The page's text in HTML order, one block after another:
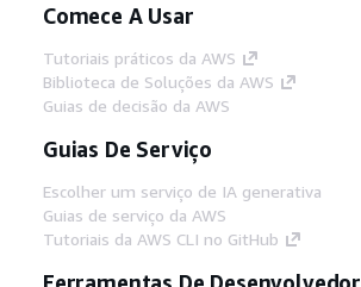
Comece A Usar
Tutoriais práticos da AWS
Biblioteca de Soluções da AWS
Guias de decisão da AWS
Guias De Serviço
Escolher um serviço de IA generativa
Guias de serviço da AWS
Tutoriais da AWS CLI no GitHub